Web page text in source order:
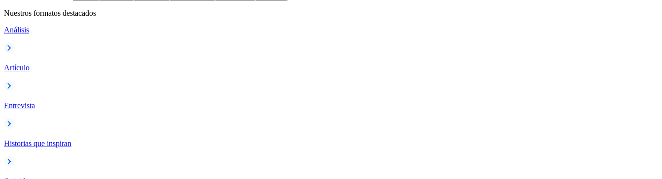
Nuestros formatos destacados
Análisis
Artículo
Entrevista
Historias que inspiran